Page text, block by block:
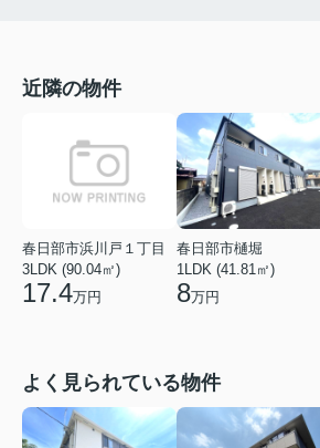
近隣の物件
春日部市浜川戸１丁目
3LDK (90.04㎡)
17.4万円
春日部市樋堀
1LDK (41.81㎡)
8万円
よく見られている物件